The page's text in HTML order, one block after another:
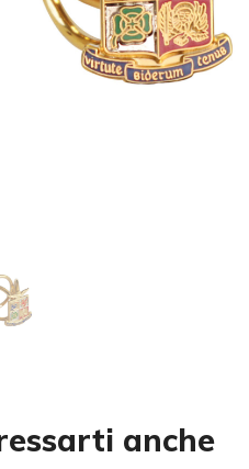
anche